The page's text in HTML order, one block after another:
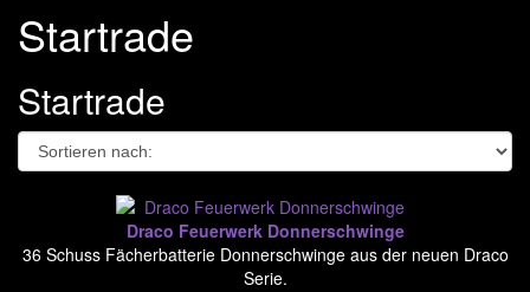
El Gato
Funke - Argento
FWS Fireworks
Jorge
Magnum Feuerwerk
Startrade
Startrade
Draco Feuerwerk Donnerschwinge
36 Schuss Fächerbatterie Donnerschwinge aus der neuen Draco
Serie.